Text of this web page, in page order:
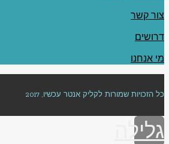
צור קשר
דרושים
מי אנחנו
כל הזכויות שמורות לקליק אנטר עכשיו, 2017
גלילה